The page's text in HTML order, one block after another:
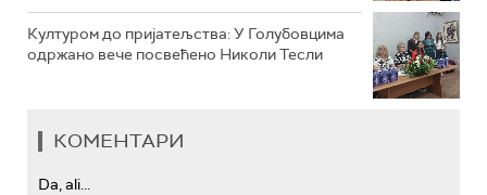
Културом до пријатељства: У Голубовцима
одржано вече посвећено Николи Тесли
КОМЕНТАРИ
Da, ali...